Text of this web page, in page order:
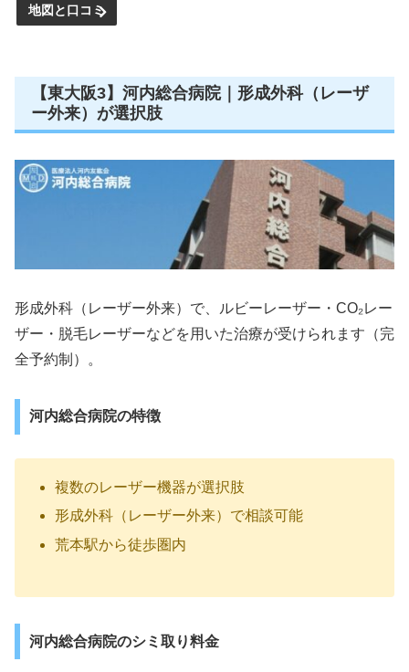
地図と口コミ
【東大阪3】河内総合病院｜形成外科（レーザ
ー外来）が選択肢
形成外科（レーザー外来）で、ルビーレーザー・CO₂レー
ザー・脱毛レーザーなどを用いた治療が受けられます（完
全予約制）。
河内総合病院の特徴
複数のレーザー機器が選択肢
形成外科（レーザー外来）で相談可能
荒本駅から徒歩圏内
河内総合病院のシミ取り料金